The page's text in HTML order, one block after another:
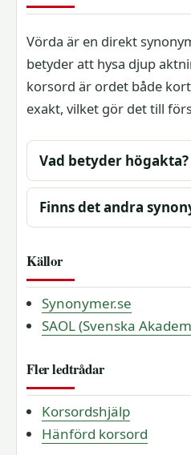
Vörda är en direkt
betyder att hysa djup
korsord är ordet både
exakt, vilket gör det till
Vad betyder högakta?
Finns det andra
Källor
Synonymer.se
SAOL (Svenska
Fler ledtrådar
Korsordshjälp
Hänförd korsord